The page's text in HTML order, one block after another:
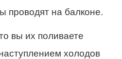
проводят на балконе.
вы их поливаете
холодов